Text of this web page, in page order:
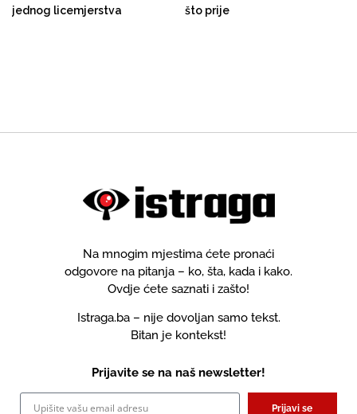
jednog licemjerstva
što prije
Na mnogim mjestima ćete pronaći
odgovore na pitanja – ko, šta, kada i kako.
Ovdje ćete saznati i zašto!
Istraga.ba – nije dovoljan samo tekst.
Bitan je kontekst!
Prijavite se na naš newsletter!
Prijavi se